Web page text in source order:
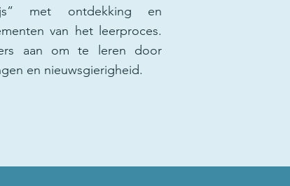
met ontdekking en
van het leerproces.
aan om te leren door
en nieuwsgierigheid.